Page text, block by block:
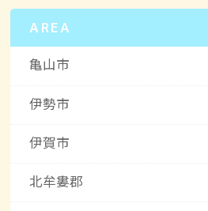
AREA
亀山市
伊勢市
伊賀市
北牟婁郡